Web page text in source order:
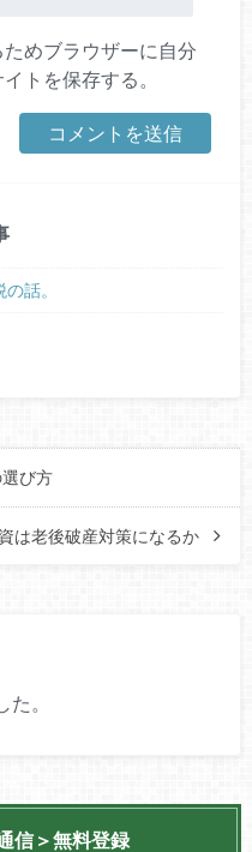
めブラウザーに自分
トを保存する。
話。
び方
は老後破産対策になるか
。
信＞無料登録